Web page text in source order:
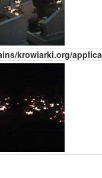
krowiarki.org/